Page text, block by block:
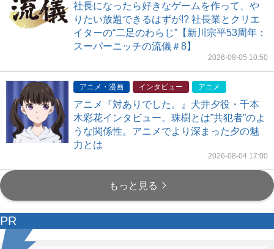
社長になったら好きなゲームを作って、や
りたい放題できるはずが!? 社長業とクリエ
イターの“二足のわらじ”【新川宗平53周年：
スーパーニッチの流儀＃8】
2026-08-05 10:50
アニメ・漫画 インタビュー アニメ
アニメ『対ありでした。』犬井夕役・千本
木彩花インタビュー。珠樹とは”共犯者”のよ
うな関係性。アニメでより深まった夕の魅
力とは
2026-08-04 17:00
もっと見る
PR